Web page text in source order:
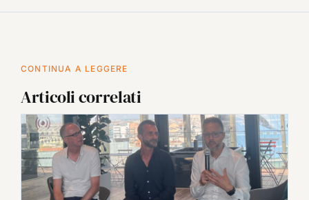
CONTINUA A LEGGERE
Articoli correlati